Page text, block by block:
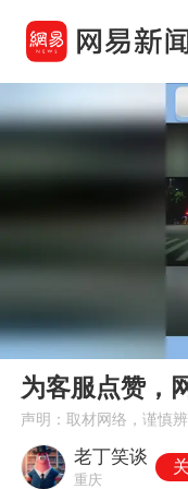
00:00
为客服点赞，
声明：取材网络，谨慎辨
老丁笑谈
重庆